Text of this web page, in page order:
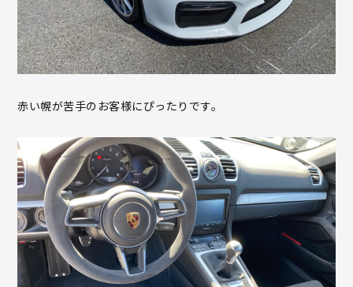
赤い幌が苦手のお客様にぴったりです。